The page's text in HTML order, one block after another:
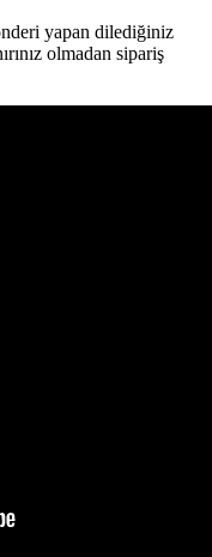
yapan dilediğiniz
olmadan sipariş